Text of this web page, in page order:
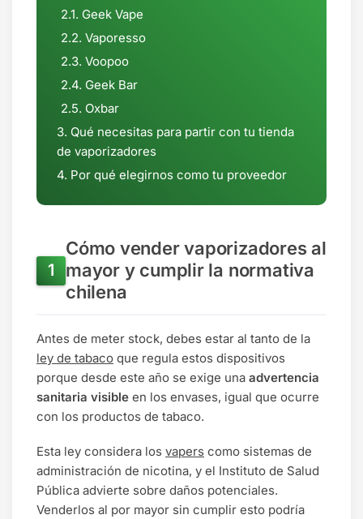
Geek Vape
Vaporesso
Voopoo
Geek Bar
Oxbar
Qué necesitas para partir con tu tienda
de vaporizadores
Por qué elegirnos como tu proveedor
Cómo vender vaporizadores al
mayor y cumplir la normativa
chilena
Antes de meter stock, debes estar al tanto de la
ley de tabaco que regula estos dispositivos
porque desde este año se exige una advertencia
sanitaria visible en los envases, igual que ocurre
con los productos de tabaco.
Esta ley considera los vapers como sistemas de
administración de nicotina, y el Instituto de Salud
Pública advierte sobre daños potenciales.
Venderlos al por mayor sin cumplir esto podría